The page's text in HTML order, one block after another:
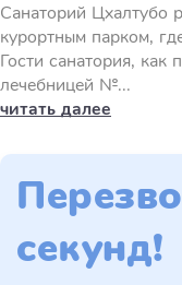
Санаторий Цхалтубо
курортным парком,
Гости санатория, как
лечебницей №...
читать далее
секунд!